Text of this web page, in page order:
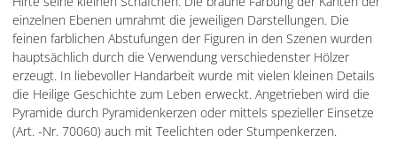
einzelnen Ebenen umrahmt die jeweiligen Darstellungen. Die
feinen farblichen Abstufungen der Figuren in den Szenen wurden
hauptsächlich durch die Verwendung verschiedenster Hölzer
erzeugt. In liebevoller Handarbeit wurde mit vielen kleinen Details
die Heilige Geschichte zum Leben erweckt. Angetrieben wird die
Pyramide durch Pyramidenkerzen oder mittels spezieller Einsetze
(Art. -Nr. 70060) auch mit Teelichten oder Stumpenkerzen.